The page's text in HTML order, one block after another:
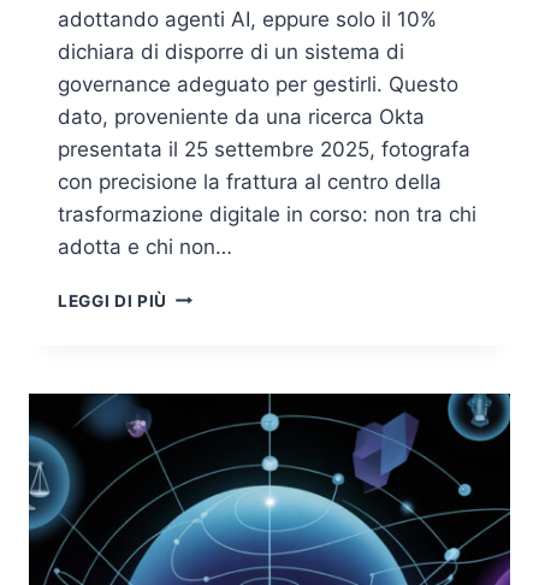
adottando agenti AI, eppure solo il 10%
dichiara di disporre di un sistema di
governance adeguato per gestirli. Questo
dato, proveniente da una ricerca Okta
presentata il 25 settembre 2025, fotografa
con precisione la frattura al centro della
trasformazione digitale in corso: non tra chi
adotta e chi non…
LEGGI DI PIÙ AI
RISCHI
AGENTI
AUTONOMI